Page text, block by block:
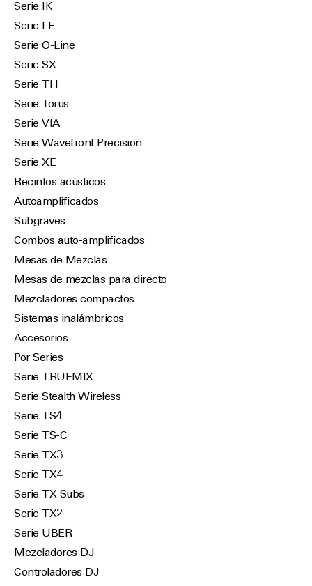
Serie IK
Serie LE
Serie O-Line
Serie SX
Serie TH
Serie Torus
Serie VIA
Serie Wavefront Precision
Serie XE
Recintos acústicos
Autoamplificados
Subgraves
Combos auto-amplificados
Mesas de Mezclas
Mesas de mezclas para directo
Mezcladores compactos
Sistemas inalámbricos
Accesorios
Por Series
Serie TRUEMIX
Serie Stealth Wireless
Serie TS4
Serie TS-C
Serie TX3
Serie TX4
Serie TX Subs
Serie TX2
Serie UBER
Mezcladores DJ
Controladores DJ